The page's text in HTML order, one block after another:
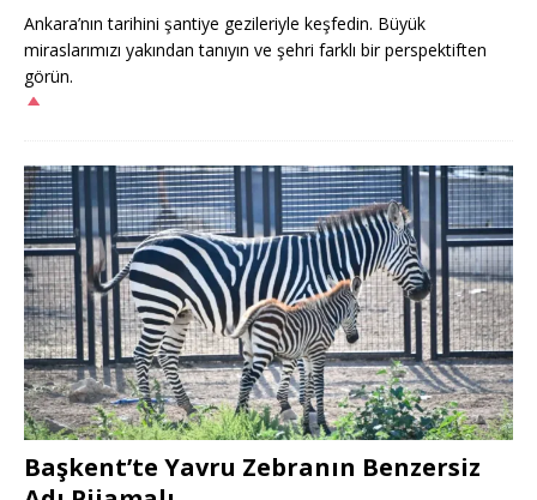
Ankara’nın tarihini şantiye gezileriyle keşfedin. Büyük
miraslarımızı yakından tanıyın ve şehri farklı bir perspektiften
görün.
Başkent’te Yavru Zebranın Benzersiz